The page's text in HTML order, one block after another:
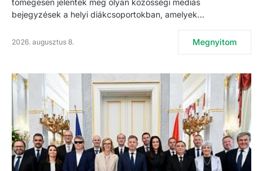
tömegesen jelentek meg olyan közösségi médiás
bejegyzések a helyi diákcsoportokban, amelyek…
2026. augusztus 8. Megnyitom